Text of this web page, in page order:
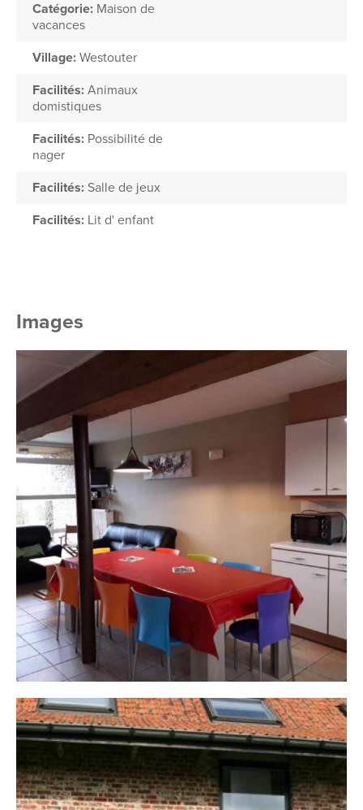
Catégorie: Maison de
vacances
Village: Westouter
Facilités: Animaux
domistiques
Facilités: Possibilité de
nager
Facilités: Salle de jeux
Facilités: Lit d' enfant
Images